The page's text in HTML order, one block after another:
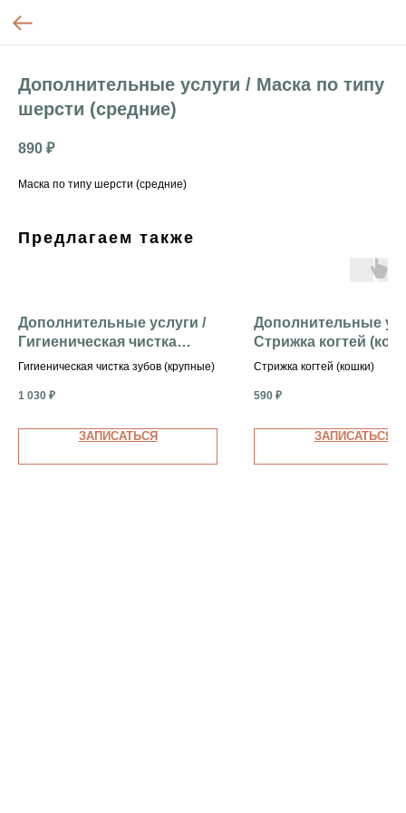
Дополнительные услуги / Маска по типу
шерсти (средние)
890 ₽
Маска по типу шерсти (средние)
Предлагаем также
Дополнительные услуги /
Гигиеническая чистка
зубов (крупные)
Гигиеническая чистка зубов (крупные)
1 030 ₽
ЗАПИСАТЬСЯ
Дополнительные
Стрижка когтей
Стрижка когтей (кошки)
590 ₽
ЗАПИСАТЬСЯ